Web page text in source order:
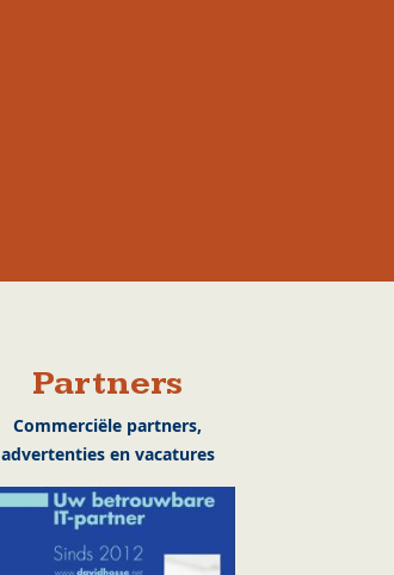
Partners
Commerciële partners,
advertenties en vacatures